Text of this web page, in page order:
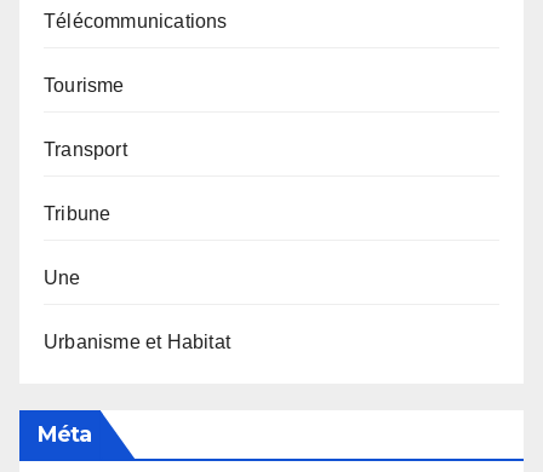
Télécommunications
Tourisme
Transport
Tribune
Une
Urbanisme et Habitat
Méta